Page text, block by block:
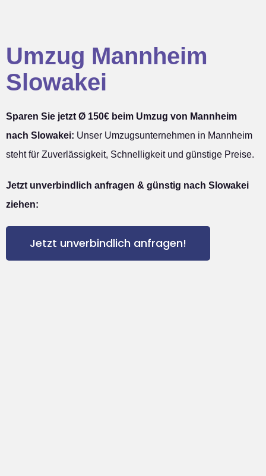
Umzug Mannheim
Slowakei
Sparen Sie jetzt Ø 150€ beim Umzug von Mannheim
nach Slowakei: Unser Umzugsunternehmen in Mannheim
steht für Zuverlässigkeit, Schnelligkeit und günstige Preise.
Jetzt unverbindlich anfragen & günstig nach Slowakei
ziehen:
Jetzt unverbindlich anfragen!